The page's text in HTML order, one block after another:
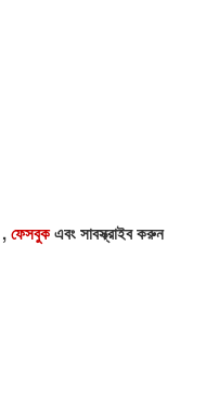
,ফেসবুকএবং সাবস্ক্রাইব করুন